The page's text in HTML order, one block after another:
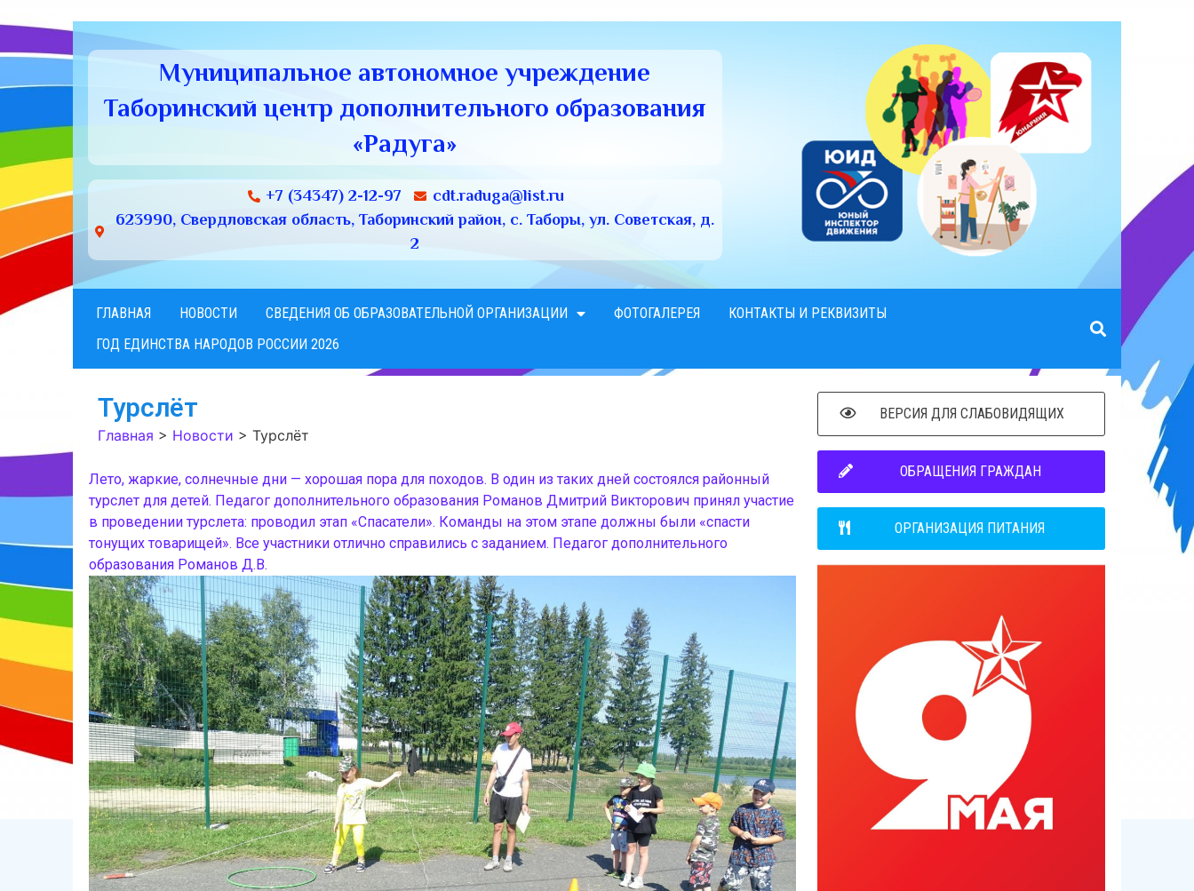
Муниципальное автономное учреждение
Таборинский центр дополнительного образования
«Радуга»
+7 (34347) 2-12-97
cdt.raduga@list.ru
623990, Свердловская область, Таборинский район, с. Таборы, ул. Советская, д.
2
ГЛАВНАЯ НОВОСТИ СВЕДЕНИЯ ОБ ОБРАЗОВАТЕЛЬНОЙ ОРГАНИЗАЦИИ ФОТОГАЛЕРЕЯ
КОНТАКТЫ И РЕКВИЗИТЫ
ГОД ЕДИНСТВА НАРОДОВ РОССИИ 2026
Турслёт
Главная > Новости > Турслёт
Лето, жаркие, солнечные дни — хорошая пора для походов. В один из таких дней состоялся районный
турслет для детей. Педагог дополнительного образования Романов Дмитрий Викторович принял участие
в проведении турслета: проводил этап «Спасатели». Команды на этом этапе должны были «спасти
тонущих товарищей». Все участники отлично справились с заданием. Педагог дополнительного
образования Романов Д.В.
ВЕРСИЯ ДЛЯ СЛАБОВИДЯЩИХ
ОБРАЩЕНИЯ ГРАЖДАН
ОРГАНИЗАЦИЯ ПИТАНИЯ